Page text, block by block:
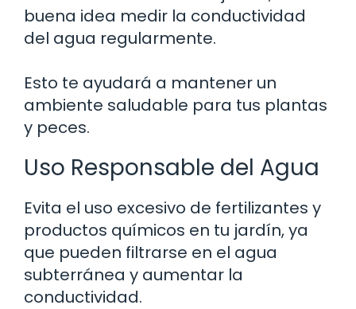
buena idea medir la conductividad
del agua regularmente.
Esto te ayudará a mantener un
ambiente saludable para tus plantas
y peces.
Uso Responsable del Agua
Evita el uso excesivo de fertilizantes y
productos químicos en tu jardín, ya
que pueden filtrarse en el agua
subterránea y aumentar la
conductividad.